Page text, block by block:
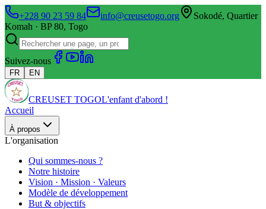
+228 90 23 59 84 info@creusetogo.org
Sokodé, Quartier
Komah · BP 80, Togo
Suivez-nous
FR EN
CREUSET TOGOL'enfant d'abord !
Accueil
À propos
L'organisation
Qui sommes-nous ?
Notre histoire
Vision · Mission · Valeurs
Modèle de développement
But & objectifs